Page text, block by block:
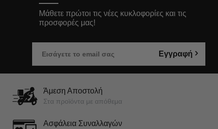
Μάθετε πρώτοι τις νέες κυκλοφορίες και τις
προσφορές μας!
Εγγραφή
Άμεση Αποστολή
Στα προϊόντα με απόθεμα
Ασφάλεια Συναλλαγών